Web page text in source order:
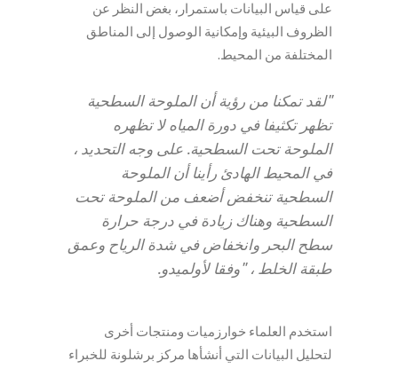
على قياس البيانات باستمرار، بغض النظر عن
الظروف البيئية وإمكانية الوصول إلى المناطق
المختلفة من المحيط.
"لقد تمكنا من رؤية أن الملوحة السطحية
تظهر تكثيفا في دورة المياه لا تظهره
الملوحة تحت السطحية. على وجه التحديد ،
في المحيط الهادئ رأينا أن الملوحة
السطحية تنخفض أضعف من الملوحة تحت
السطحية وهناك زيادة في درجة حرارة
سطح البحر وانخفاض في شدة الرياح وعمق
طبقة الخلط ، "وفقا لأولميدو.
استخدم العلماء خوارزميات ومنتجات أخرى
لتحليل البيانات التي أنشأها مركز برشلونة للخبراء